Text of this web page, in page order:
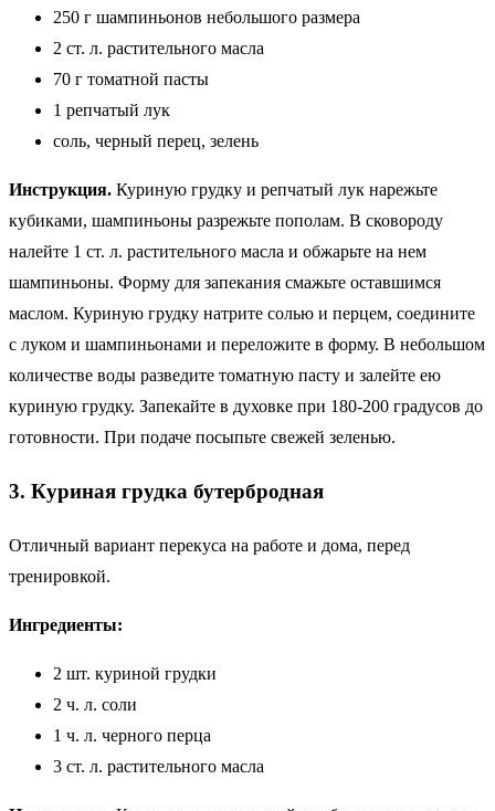
250 г шампиньонов небольшого размера
2 ст. л. растительного масла
70 г томатной пасты
1 репчатый лук
соль, черный перец, зелень
Инструкция. Куриную грудку и репчатый лук нарежьте
кубиками, шампиньоны разрежьте пополам. В сковороду
налейте 1 ст. л. растительного масла и обжарьте на нем
шампиньоны. Форму для запекания смажьте оставшимся
маслом. Куриную грудку натрите солью и перцем, соедините
с луком и шампиньонами и переложите в форму. В небольшом
количестве воды разведите томатную пасту и залейте ею
куриную грудку. Запекайте в духовке при 180-200 градусов до
готовности. При подаче посыпьте свежей зеленью.
3. Куриная грудка бутербродная
Отличный вариант перекуса на работе и дома, перед
тренировкой.
Ингредиенты:
2 шт. куриной грудки
2 ч. л. соли
1 ч. л. черного перца
3 ст. л. растительного масла